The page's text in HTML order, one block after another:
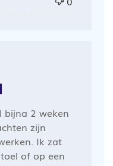
bijna 2 weken
zijn
Ik zat
of op een